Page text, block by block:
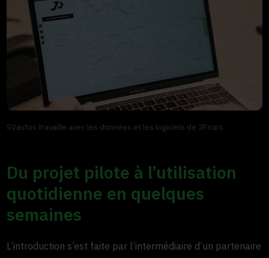
SVautos travaille avec les données et les logiciels de JP.cars.
Du projet pilote à l’utilisation
quotidienne en quelques
semaines
L’introduction s’est faite par l’intermédiaire d’un partenaire